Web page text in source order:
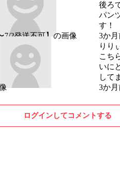
後ろ
パン
す！
3か月
報告
りり
こち
いに
して
3か月
報告
ログインしてコメントする